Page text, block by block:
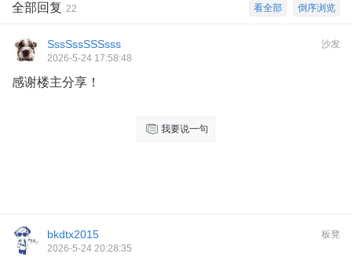
倒序浏览
看全部
全部回复 22
沙发
SssSssSSSsss
2026-5-24 17:58:48
感谢楼主分享！
我要说一句
板凳
bkdtx2015
2026-5-24 20:28:35